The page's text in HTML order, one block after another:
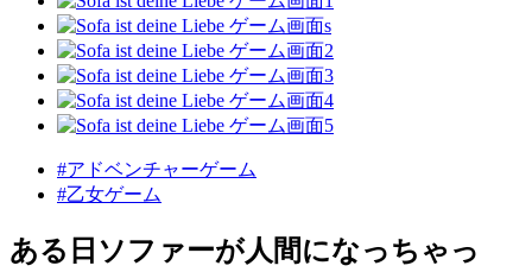
#アドベンチャーゲーム
#乙女ゲーム
ある日ソファーが人間になっちゃっ